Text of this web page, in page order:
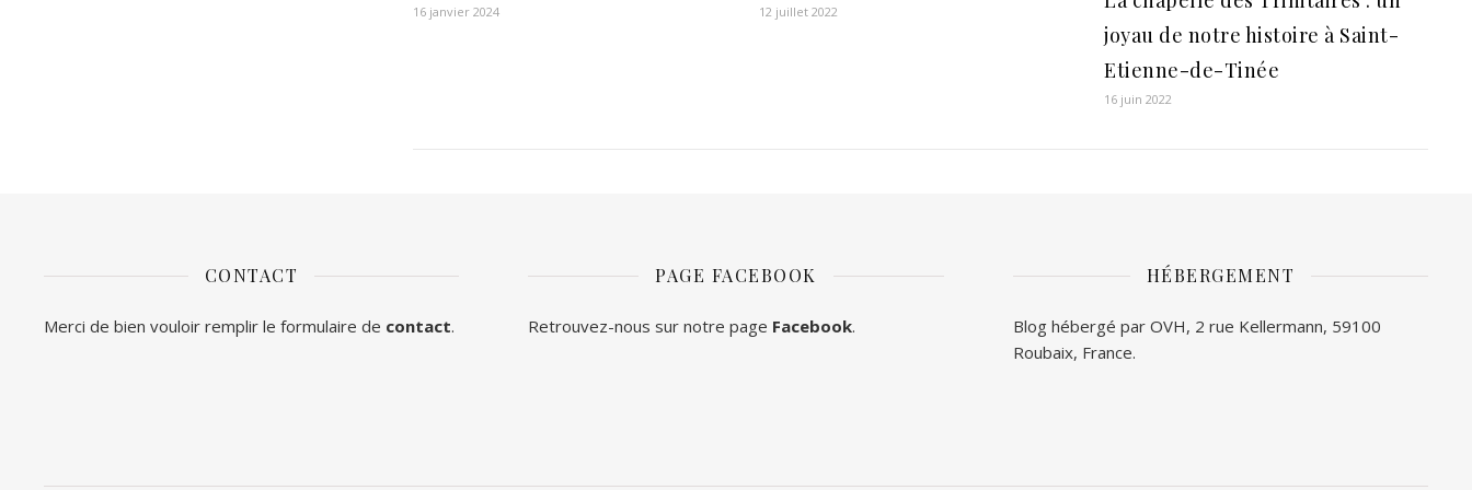
16 janvier 2024 12 juillet 2022
joyau de notre histoire à Saint-
Etienne-de-Tinée
16 juin 2022
CONTACT
Merci de bien vouloir remplir le formulaire de contact.
PAGE FACEBOOK
Retrouvez-nous sur notre page Facebook.
HÉBERGEMENT
Blog hébergé par OVH, 2 rue Kellermann, 59100
Roubaix, France.